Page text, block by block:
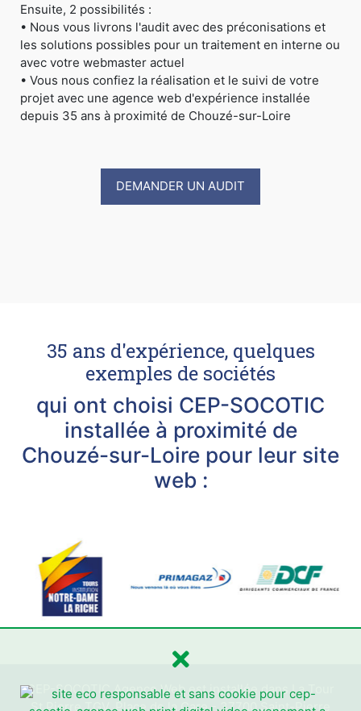
Ensuite, 2 possibilités :
• Nous vous livrons l'audit avec des préconisations et
les solutions possibles pour un traitement en interne ou
avec votre webmaster actuel
• Vous nous confiez la réalisation et le suivi de votre
projet avec une agence web d'expérience installée
depuis 35 ans à proximité de Chouzé-sur-Loire
DEMANDER UN AUDIT
35 ans d'expérience, quelques
exemples de sociétés
qui ont choisi CEP-SOCOTIC
installée à proximité de
Chouzé-sur-Loire pour leur site
web :
CEP-SOCOTIC Agence Web est installée dans La Tour
St Pierre TGV, Place de la Gare - 37700 Saint-Pierre